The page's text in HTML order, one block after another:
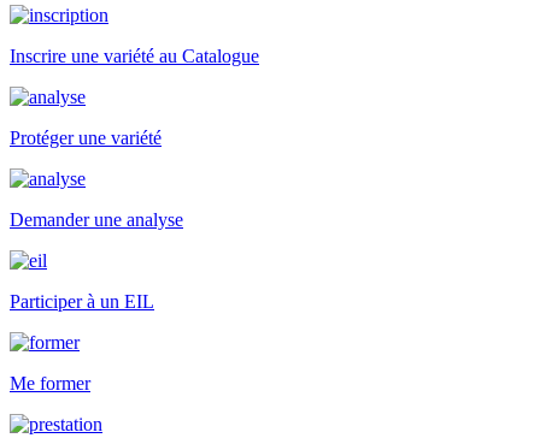
Inscrire une variété au Catalogue
Protéger une variété
Demander une analyse
Participer à un EIL
Me former